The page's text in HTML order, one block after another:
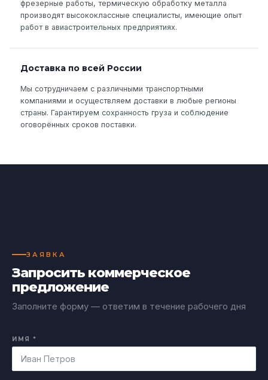
фрезерные работы, термическую обработку металла
производят высококлассные специалисты, имеющие опыт
работ в авиастроительных предприятиях.
Доставка по всей России
Мы сотрудничаем с различными транспортными
компаниями и осуществляем доставки в любые регионы
страны. Гарантируем сохранность груза и соблюдение
оговорённых сроков поставки.
ЗАЯВКА
Запросить коммерческое
предложение
Заполните форму — ответим в течение рабочего дня
ИМЯ *